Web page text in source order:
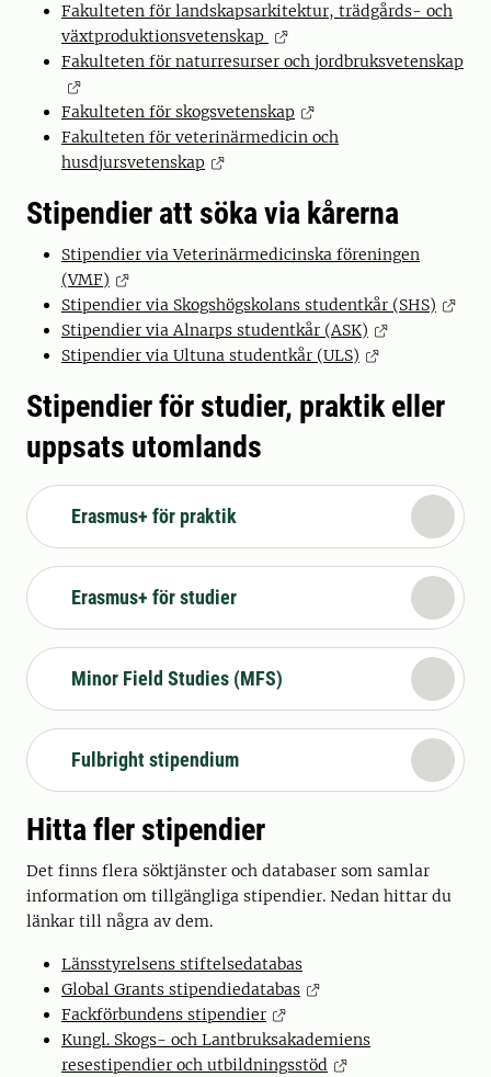
Fakulteten för landskapsarkitektur, trädgårds- och
växtproduktionsvetenskap
Fakulteten för naturresurser och jordbruksvetenskap
Fakulteten för skogsvetenskap
Fakulteten för veterinärmedicin och
husdjursvetenskap
Stipendier att söka via kårerna
Stipendier via Veterinärmedicinska föreningen
(VMF)
Stipendier via Skogshögskolans studentkår (SHS)
Stipendier via Alnarps studentkår (ASK)
Stipendier via Ultuna studentkår (ULS)
Stipendier för studier, praktik eller
uppsats utomlands
Erasmus+ för praktik
Erasmus+ för studier
Minor Field Studies (MFS)
Fulbright stipendium
Hitta fler stipendier
Det finns flera söktjänster och databaser som samlar
information om tillgängliga stipendier. Nedan hittar du
länkar till några av dem.
Länsstyrelsens stiftelsedatabas
Global Grants stipendiedatabas
Fackförbundens stipendier
Kungl. Skogs- och Lantbruksakademiens
resestipendier och utbildningsstöd